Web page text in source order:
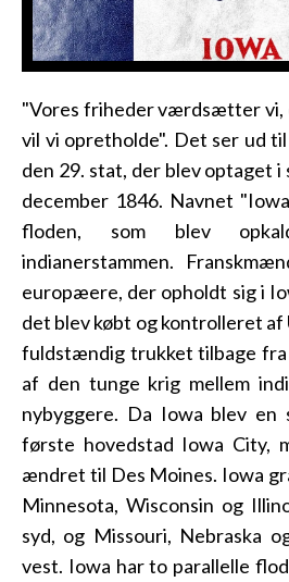
"Vores friheder værdsætter vi,
vil vi opretholde". Det ser ud
den 29. stat, der blev optaget i
december 1846. Navnet
floden, som blev
indianerstammen.
europæere, der opholdt sig i
det blev købt og kontrolleret af
fuldstændig trukket tilbage fra
af den tunge krig mellem
nybyggere. Da Iowa blev
første hovedstad Iowa City,
ændret til Des Moines. Iowa
Minnesota, Wisconsin og
syd, og Missouri, Nebraska
vest. Iowa har to parallelle